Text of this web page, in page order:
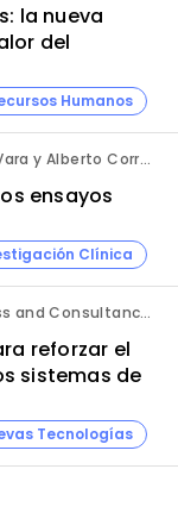
la nueva
del
Humanos
Belén Alonso, Ana Moreno, Susana Vara y Alberto Corral. Apices.
ensayos
Clínica
Marta Cervantes. Scientific Business and Consultancy. Punta Alta.
reforzar el
sistemas de
Tecnologías